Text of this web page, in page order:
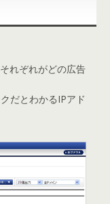
れぞれがどの広告
だとわかるIPアド